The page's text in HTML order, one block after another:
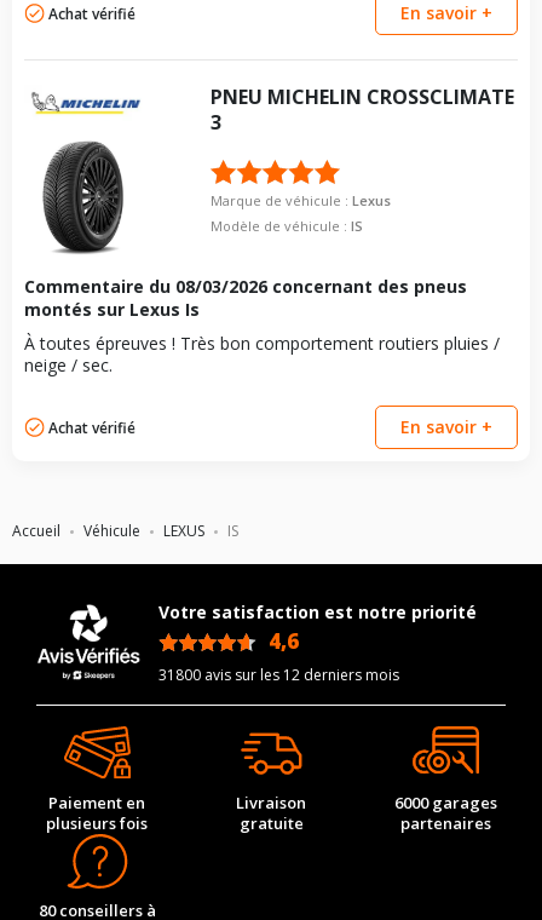
Accueil Véhicule LEXUS IS
Achat vérifié En savoir +
PNEU MICHELIN CROSSCLIMATE
3
Marque de véhicule :Lexus
Modèle de véhicule :IS
Commentaire du 08/03/2026 concernant des pneus
montés sur Lexus Is
À toutes épreuves ! Très bon comportement routiers pluies /
neige / sec.
Achat vérifié En savoir +
Votre satisfaction est notre priorité
4,6
31800 avis sur les 12 derniers mois
Paiement en
plusieurs fois
Livraison
gratuite
6000 garages
partenaires
80 conseillers à